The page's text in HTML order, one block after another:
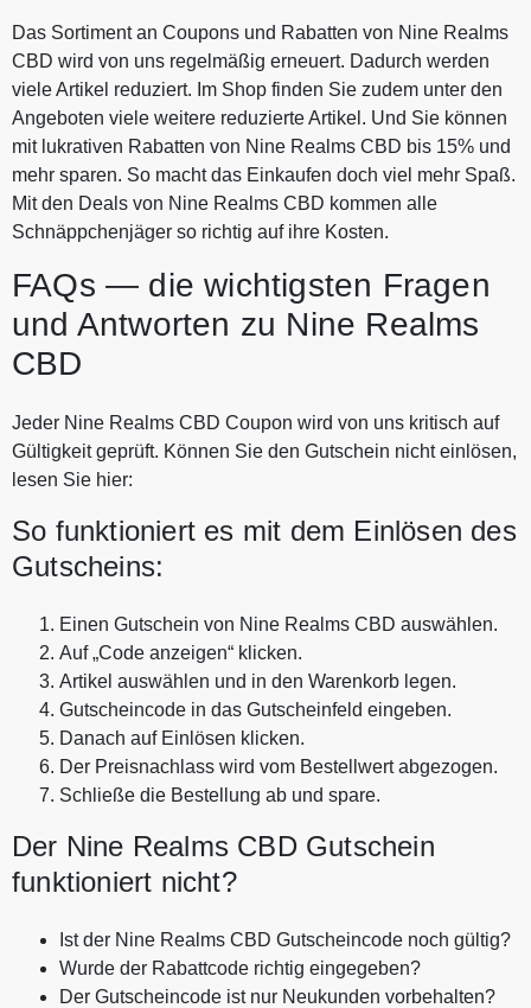
Das Sortiment an Coupons und Rabatten von Nine Realms
CBD wird von uns regelmäßig erneuert. Dadurch werden
viele Artikel reduziert. Im Shop finden Sie zudem unter den
Angeboten viele weitere reduzierte Artikel. Und Sie können
mit lukrativen Rabatten von Nine Realms CBD bis 15% und
mehr sparen. So macht das Einkaufen doch viel mehr Spaß.
Mit den Deals von Nine Realms CBD kommen alle
Schnäppchenjäger so richtig auf ihre Kosten.
FAQs — die wichtigsten Fragen
und Antworten zu Nine Realms
CBD
Jeder Nine Realms CBD Coupon wird von uns kritisch auf
Gültigkeit geprüft. Können Sie den Gutschein nicht einlösen,
lesen Sie hier:
So funktioniert es mit dem Einlösen des
Gutscheins:
Einen Gutschein von Nine Realms CBD auswählen.
Auf „Code anzeigen“ klicken.
Artikel auswählen und in den Warenkorb legen.
Gutscheincode in das Gutscheinfeld eingeben.
Danach auf Einlösen klicken.
Der Preisnachlass wird vom Bestellwert abgezogen.
Schließe die Bestellung ab und spare.
Der Nine Realms CBD Gutschein
funktioniert nicht?
Ist der Nine Realms CBD Gutscheincode noch gültig?
Wurde der Rabattcode richtig eingegeben?
Der Gutscheincode ist nur Neukunden vorbehalten?